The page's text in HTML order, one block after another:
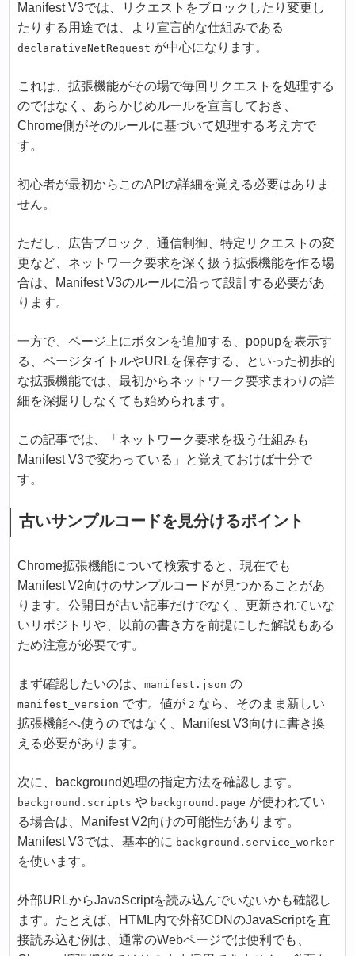
Manifest V3では、リクエストをブロックしたり変更し
たりする用途では、より宣言的な仕組みである
declarativeNetRequest が中心になります。
これは、拡張機能がその場で毎回リクエストを処理する
のではなく、あらかじめルールを宣言しておき、
Chrome側がそのルールに基づいて処理する考え方で
す。
初心者が最初からこのAPIの詳細を覚える必要はありま
せん。
ただし、広告ブロック、通信制御、特定リクエストの変
更など、ネットワーク要求を深く扱う拡張機能を作る場
合は、Manifest V3のルールに沿って設計する必要があ
ります。
一方で、ページ上にボタンを追加する、popupを表示す
る、ページタイトルやURLを保存する、といった初歩的
な拡張機能では、最初からネットワーク要求まわりの詳
細を深掘りしなくても始められます。
この記事では、「ネットワーク要求を扱う仕組みも
Manifest V3で変わっている」と覚えておけば十分で
す。
古いサンプルコードを見分けるポイント
Chrome拡張機能について検索すると、現在でも
Manifest V2向けのサンプルコードが見つかることがあ
ります。公開日が古い記事だけでなく、更新されていな
いリポジトリや、以前の書き方を前提にした解説もある
ため注意が必要です。
まず確認したいのは、manifest.json の
manifest_version です。値が 2 なら、そのまま新しい
拡張機能へ使うのではなく、Manifest V3向けに書き換
える必要があります。
次に、background処理の指定方法を確認します。
background.scripts や background.page が使われてい
る場合は、Manifest V2向けの可能性があります。
Manifest V3では、基本的に background.service_worker
を使います。
外部URLからJavaScriptを読み込んでいないかも確認し
ます。たとえば、HTML内で外部CDNのJavaScriptを直
接読み込む例は、通常のWebページでは便利でも、